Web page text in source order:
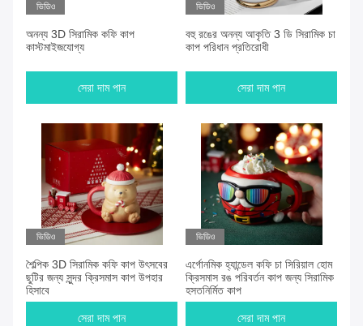
ভিডিও
অনন্য 3D সিরামিক কফি কাপ
কাস্টমাইজযোগ্য
সেরা দাম পান
ভিডিও
বহু রঙের অনন্য আকৃতি 3 ডি সিরামিক চা
কাপ পরিধান প্রতিরোধী
সেরা দাম পান
ভিডিও
শৈল্পিক 3D সিরামিক কফি কাপ উৎসবের
ছুটির জন্য সুন্দর ক্রিসমাস কাপ উপহার
হিসাবে
সেরা দাম পান
ভিডিও
এর্গোনমিক হ্যান্ডেল কফি চা সিরিয়াল হোম
ক্রিসমাস রঙ পরিবর্তন কাপ জন্য সিরামিক
হস্তনির্মিত কাপ
সেরা দাম পান